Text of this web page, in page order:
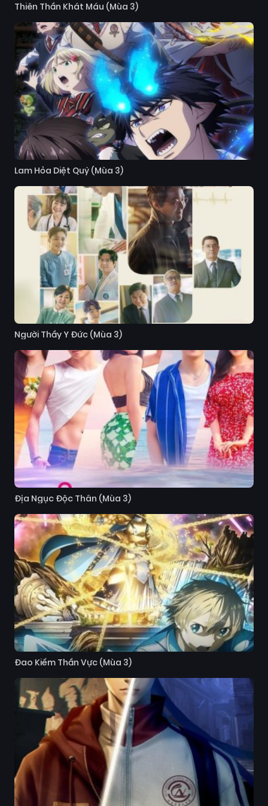
Thiên Thần Khát Máu (Mùa 3)
Lam Hỏa Diệt Quỷ (Mùa 3)
Người Thầy Y Đức (Mùa 3)
Địa Ngục Độc Thân (Mùa 3)
Đao Kiếm Thần Vực (Mùa 3)